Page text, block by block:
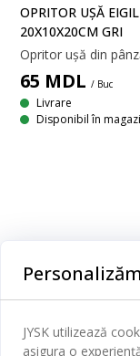
OPRITOR UȘĂ EIGIL
20X10X20CM GRI
65 MDL / Buc
Livrare
Disponibil în
Mai mult
JYSK utilizează
asigura o